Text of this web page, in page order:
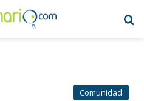
Comunidad